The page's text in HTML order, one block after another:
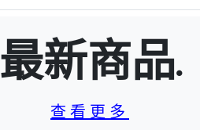
最新商品.
查看更多